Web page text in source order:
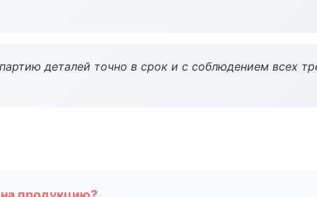
деталей точно в срок и с соблюдением всех